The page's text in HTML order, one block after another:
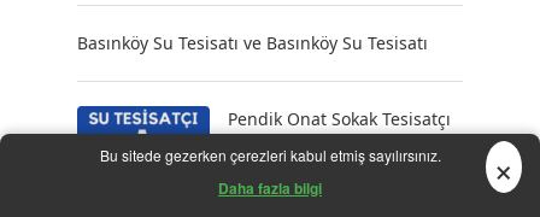
Basınköy Su Tesisatı ve Basınköy Su Tesisatı
Pendik Onat Sokak Tesisatçı
– 0532 384 77 07
Bu sitede gezerken çerezleri kabul etmiş sayılırsınız.
Daha fazla bilgi ×